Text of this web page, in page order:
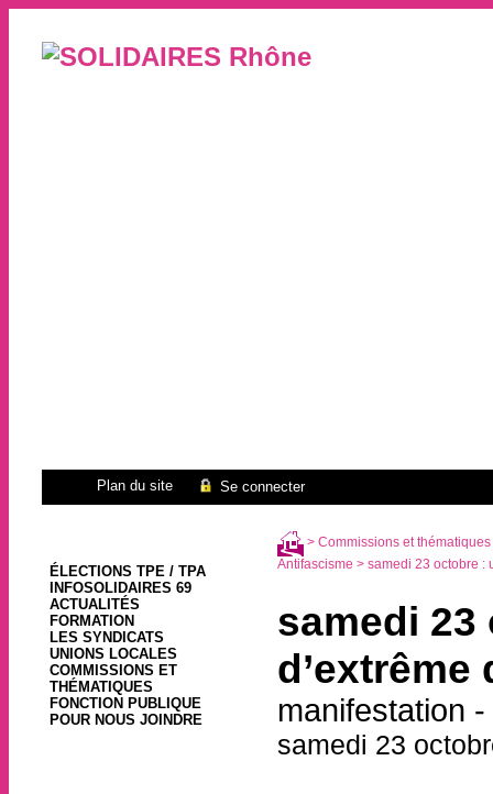
Plan du site Se connecter
ÉLECTIONS TPE / TPA
INFOSOLIDAIRES 69
ACTUALITÉS
FORMATION
LES SYNDICATS
UNIONS LOCALES
COMMISSIONS ET
THÉMATIQUES
FONCTION PUBLIQUE
POUR NOUS JOINDRE
> Commissions et thématiques
Antifascisme > samedi 23 octobre :
samedi
d’extrême
manifestation
samedi 23